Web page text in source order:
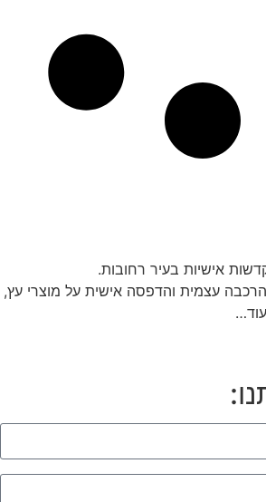
אישיות בעיר רחובות.
עצמית והדפסה אישית על מוצרי עץ,